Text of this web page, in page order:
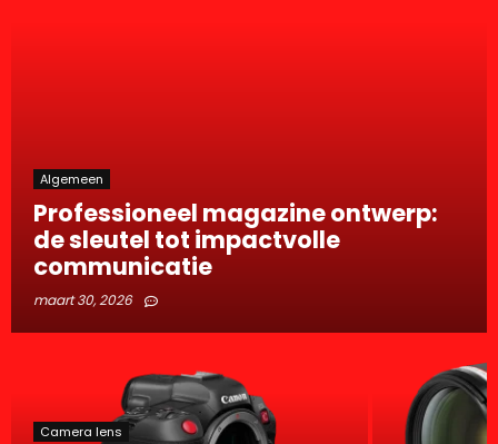
Algemeen
Professioneel magazine ontwerp:
de sleutel tot impactvolle
communicatie
maart 30, 2026
Camera lens